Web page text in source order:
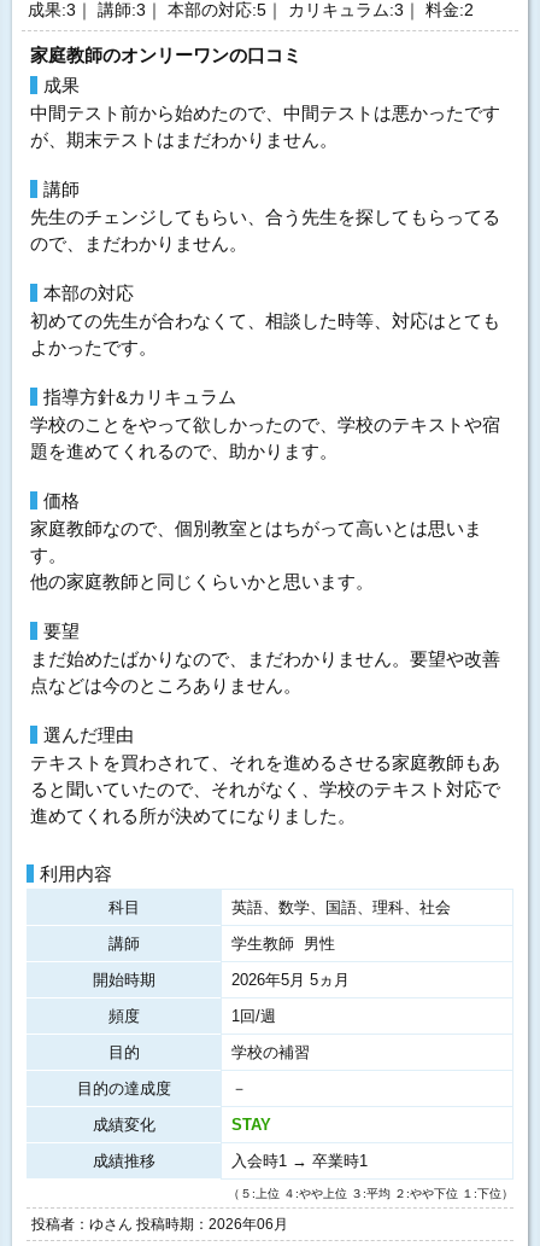
成果:3｜ 講師:3｜ 本部の対応:5｜ カリキュラム:3｜ 料金:2
家庭教師のオンリーワンの口コミ
成果
中間テスト前から始めたので、中間テストは悪かったです
が、期末テストはまだわかりません。
講師
先生のチェンジしてもらい、合う先生を探してもらってる
ので、まだわかりません。
本部の対応
初めての先生が合わなくて、相談した時等、対応はとても
よかったです。
指導方針&カリキュラム
学校のことをやって欲しかったので、学校のテキストや宿
題を進めてくれるので、助かります。
価格
家庭教師なので、個別教室とはちがって高いとは思いま
す。
他の家庭教師と同じくらいかと思います。
要望
まだ始めたばかりなので、まだわかりません。要望や改善
点などは今のところありません。
選んだ理由
テキストを買わされて、それを進めるさせる家庭教師もあ
ると聞いていたので、それがなく、学校のテキスト対応で
進めてくれる所が決めてになりました。
利用内容
科目
英語、数学、国語、理科、社会
講師
学生教師 男性
開始時期
2026年5月 5ヵ月
頻度
1回/週
目的
学校の補習
目的の達成度
－
成績変化
STAY
成績推移
入会時1 → 卒業時1
（５:上位 ４:やや上位 ３:平均 ２:やや下位 １:下位）
投稿者：ゆさん 投稿時期：2026年06月